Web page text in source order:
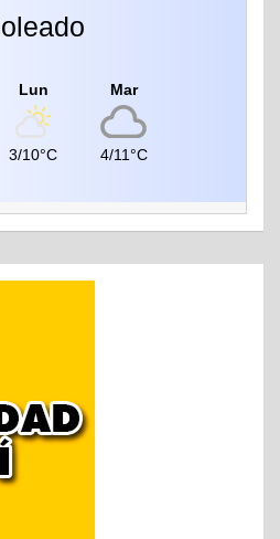
Lun
3/10°C
Mar
4/11°C